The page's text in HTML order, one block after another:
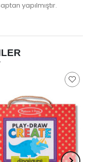
yapılmıştır.